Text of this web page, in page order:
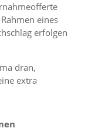
eines
erfolgen
dran,
extra